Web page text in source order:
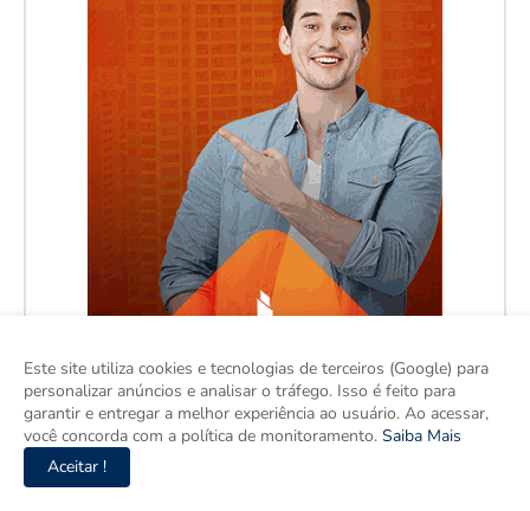
Este site utiliza cookies e tecnologias de terceiros (Google) para
personalizar anúncios e analisar o tráfego. Isso é feito para
garantir e entregar a melhor experiência ao usuário. Ao acessar,
você concorda com a política de monitoramento. Saiba Mais
Aceitar !